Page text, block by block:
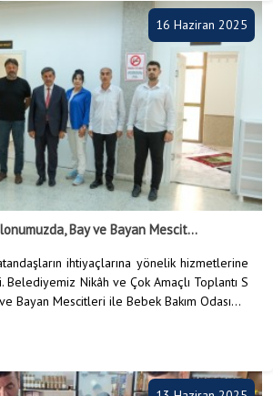
16 Haziran 2025
Bay ve Bayan Mescit...
ihtiyaçlarına yönelik hizmetlerine
Nikâh ve Çok Amaçlı Toplantı S
Bayan Mescitleri ile Bebek Bakım Odası...